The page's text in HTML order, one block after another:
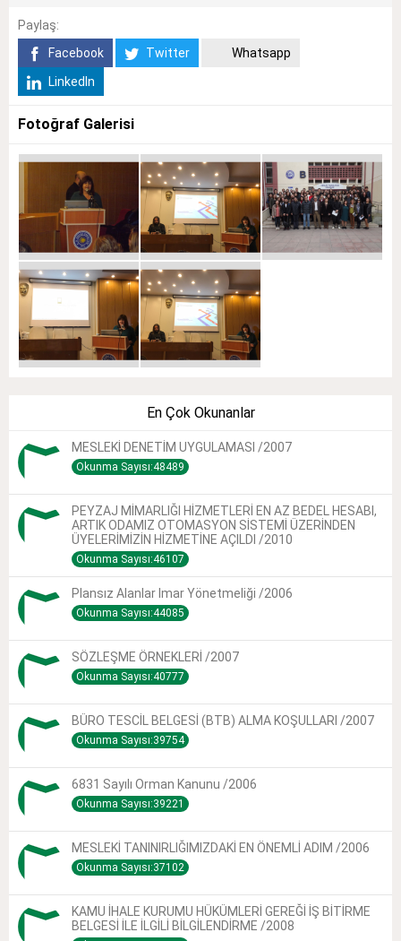
Paylaş:
Facebook
Twitter
Whatsapp
LinkedIn
Fotoğraf Galerisi
En Çok Okunanlar
MESLEKİ DENETİM UYGULAMASI /2007
Okunma Sayısı:48489
PEYZAJ MİMARLIĞI HİZMETLERİ EN AZ BEDEL HESABI,
ARTIK ODAMIZ OTOMASYON SİSTEMİ ÜZERİNDEN
ÜYELERİMİZİN HİZMETİNE AÇILDI /2010
Okunma Sayısı:46107
Plansız Alanlar Imar Yönetmeliği /2006
Okunma Sayısı:44085
SÖZLEŞME ÖRNEKLERİ /2007
Okunma Sayısı:40777
BÜRO TESCİL BELGESİ (BTB) ALMA KOŞULLARI /2007
Okunma Sayısı:39754
6831 Sayılı Orman Kanunu /2006
Okunma Sayısı:39221
MESLEKİ TANINIRLIĞIMIZDAKİ EN ÖNEMLİ ADIM /2006
Okunma Sayısı:37102
KAMU İHALE KURUMU HÜKÜMLERİ GEREĞİ İŞ BİTİRME
BELGESİ İLE İLGİLİ BİLGİLENDİRME /2008